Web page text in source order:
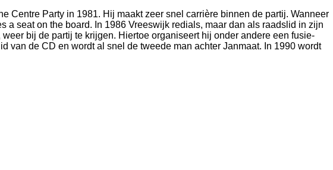
Centre Party in 1981. Hij maakt zeer snel carrière binnen de partij. Wanneer
seat on the board. In 1986 Vreeswijk redials, maar dan als raadslid in zijn
bij de partij te krijgen. Hiertoe organiseert hij onder andere een fusie-
van de CD en wordt al snel de tweede man achter Janmaat. In 1990 wordt